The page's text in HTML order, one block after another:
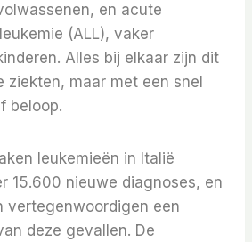
en acute
(ALL), vaker
Alles bij elkaar zijn dit
ziekten, maar met een snel
beloop.
leukemieën in Italië
15.600 nieuwe diagnoses, en
vertegenwoordigen een
deze gevallen. De